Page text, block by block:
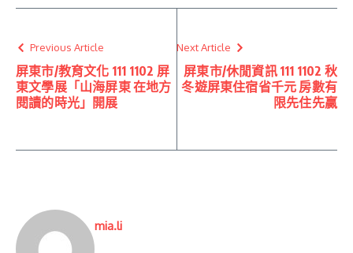
Previous Article
屏東市/教育文化 111 1102 屏
東文學展「山海屏東 在地方
閱讀的時光」開展
Next Article
屏東市/休閒資訊 111 1102 秋
冬遊屏東住宿省千元 房數有
限先住先贏
mia.li